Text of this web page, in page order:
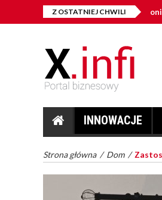
Z OSTATNIEJ CHWILI
signage w firmie – jak monitory
INNOWACJE
Strona główna / Dom /